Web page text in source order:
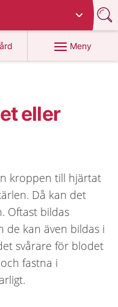
Meny
eller
kroppen till hjärtat
Då kan det
Oftast bildas
kan även bildas i
svårare för blodet
fastna i